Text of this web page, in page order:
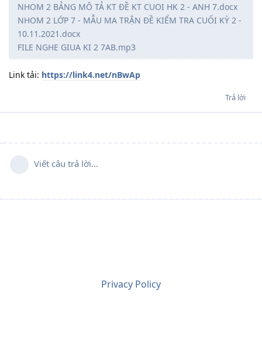
NHOM 2 BẢNG MÔ TẢ KT ĐỀ KT CUOI HK 2 - ANH 7.docx
NHOM 2 LỚP 7 - MẪU MA TRẬN ĐỀ KIỂM TRA CUỐI KỲ 2 -
10.11.2021.docx
FILE NGHE GIUA KI 2 7AB.mp3
Link tải: https://link4.net/nBwAp
Trả lời
Viết câu trả lời...
Privacy Policy